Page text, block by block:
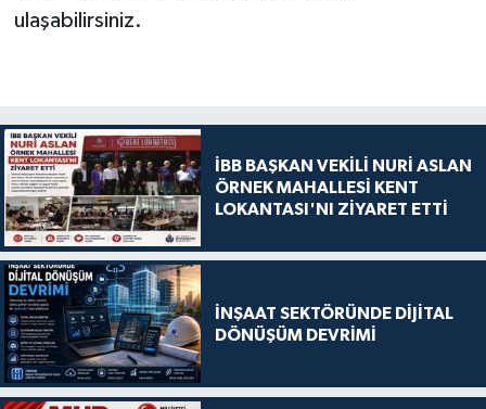
ulaşabilirsiniz.
İBB BAŞKAN VEKİLİ NURİ ASLAN
ÖRNEK MAHALLESİ KENT
LOKANTASI'NI ZİYARET ETTİ
İNŞAAT SEKTÖRÜNDE DİJİTAL
DÖNÜŞÜM DEVRİMİ